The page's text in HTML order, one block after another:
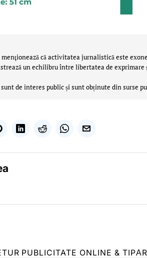
că activitatea jurnalistică este
un echilibru între libertatea de
de interes public și sunt obținute din surse
PUBLICITATE ONLINE &